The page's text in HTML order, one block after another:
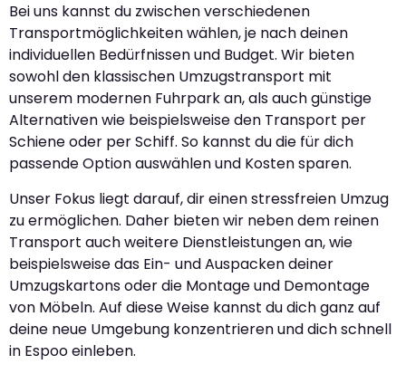
Bei uns kannst du zwischen verschiedenen
Transportmöglichkeiten wählen, je nach deinen
individuellen Bedürfnissen und Budget. Wir bieten
sowohl den klassischen Umzugstransport mit
unserem modernen Fuhrpark an, als auch günstige
Alternativen wie beispielsweise den Transport per
Schiene oder per Schiff. So kannst du die für dich
passende Option auswählen und Kosten sparen.
Unser Fokus liegt darauf, dir einen stressfreien Umzug
zu ermöglichen. Daher bieten wir neben dem reinen
Transport auch weitere Dienstleistungen an, wie
beispielsweise das Ein- und Auspacken deiner
Umzugskartons oder die Montage und Demontage
von Möbeln. Auf diese Weise kannst du dich ganz auf
deine neue Umgebung konzentrieren und dich schnell
in Espoo einleben.